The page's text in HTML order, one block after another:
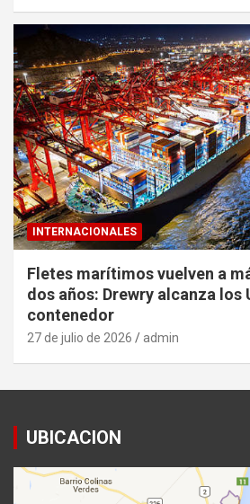
INTERNACIONALES
Fletes marítimos vuelven a
dos años: Drewry alcanza los
contenedor
27 de julio de 2026 admin
UBICACION